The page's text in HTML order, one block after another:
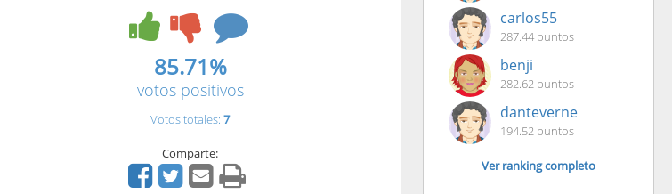
85.71%
votos positivos
Votos totales:7
Comparte:
carlos55
287.44 puntos
benji
282.62 puntos
danteverne
194.52 puntos
Ver ranking completo